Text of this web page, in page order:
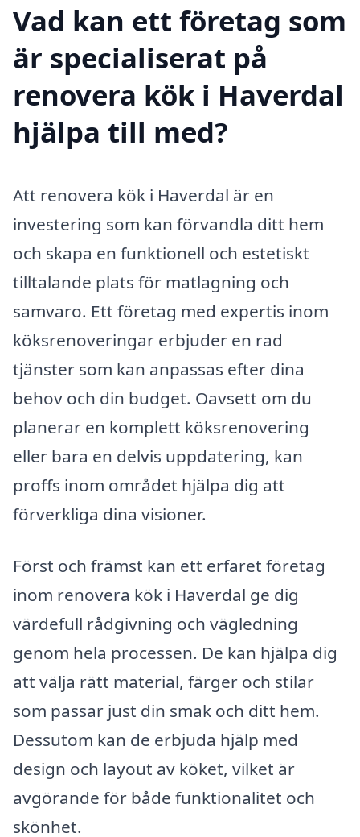
Vad kan ett företag som
är specialiserat på
renovera kök i Haverdal
hjälpa till med?
Att renovera kök i Haverdal är en
investering som kan förvandla ditt hem
och skapa en funktionell och estetiskt
tilltalande plats för matlagning och
samvaro. Ett företag med expertis inom
köksrenoveringar erbjuder en rad
tjänster som kan anpassas efter dina
behov och din budget. Oavsett om du
planerar en komplett köksrenovering
eller bara en delvis uppdatering, kan
proffs inom området hjälpa dig att
förverkliga dina visioner.
Först och främst kan ett erfaret företag
inom renovera kök i Haverdal ge dig
värdefull rådgivning och vägledning
genom hela processen. De kan hjälpa dig
att välja rätt material, färger och stilar
som passar just din smak och ditt hem.
Dessutom kan de erbjuda hjälp med
design och layout av köket, vilket är
avgörande för både funktionalitet och
skönhet.